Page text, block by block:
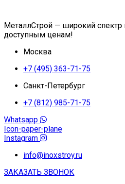
МеталлСтрой — широкий спектр
доступным ценам!
Москва
+7 (495) 363-71-75
Санкт-Петербург
+7 (812) 985-71-75
Whatsapp
Icon-paper-plane
Instagram
info@inoxstroy.ru
ЗАКАЗАТЬ ЗВОНОК